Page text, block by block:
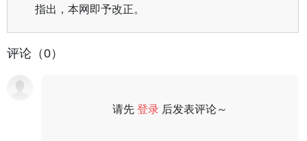
指出，本网即予改正。
评论（0）
请先登录 后发表评论～